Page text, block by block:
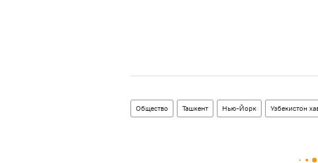
Общество Ташкент Нью-Йорк Узбекистон